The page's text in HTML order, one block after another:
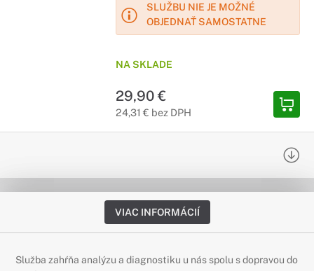
SLUŽBU NIE JE MOŽNÉ
OBJEDNAŤ SAMOSTATNE
NA SKLADE
29,90 €
24,31 € bez DPH
VIAC INFORMÁCIÍ
Služba zahŕňa analýzu a diagnostiku u nás spolu s dopravou do